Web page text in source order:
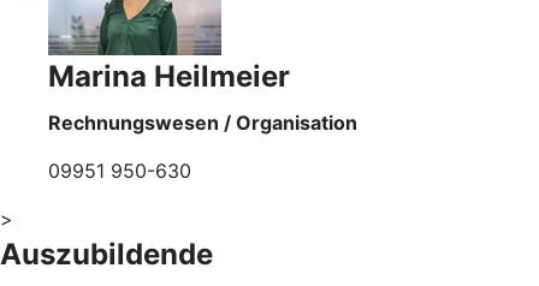
Marina Heilmeier
Rechnungswesen / Organisation
09951 950-630
>
Auszubildende